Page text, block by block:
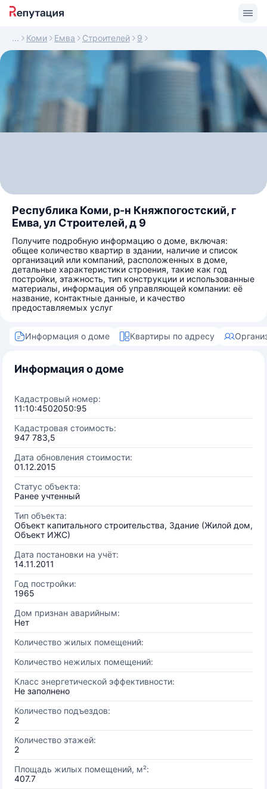
Коми Емва Строителей 9
Республика Коми, р-н Княжпогостский, г
Емва, ул Строителей, д 9
Получите подробную информацию о доме, включая:
общее количество квартир в здании, наличие и список
организаций или компаний, расположенных в доме,
детальные характеристики строения, такие как год
постройки, этажность, тип конструкции и использованные
материалы, информация об управляющей компании: её
название, контактные данные, и качество
предоставляемых услуг
Информация о доме Квартиры по адресу
Информация о доме
Кадастровый номер:
11:10:4502050:95
Кадастровая стоимость:
947 783,5
Дата обновления стоимости:
01.12.2015
Статус объекта:
Ранее учтенный
Тип объекта:
Объект капитального строительства, Здание (Жилой дом,
Объект ИЖС)
Дата постановки на учёт:
14.11.2011
Год постройки:
1965
Дом признан аварийным:
Нет
Количество жилых помещений:
Количество нежилых помещений:
Класс энергетической эффективности:
Не заполнено
Количество подъездов:
2
Количество этажей:
2
Площадь жилых помещений, м²:
407.7